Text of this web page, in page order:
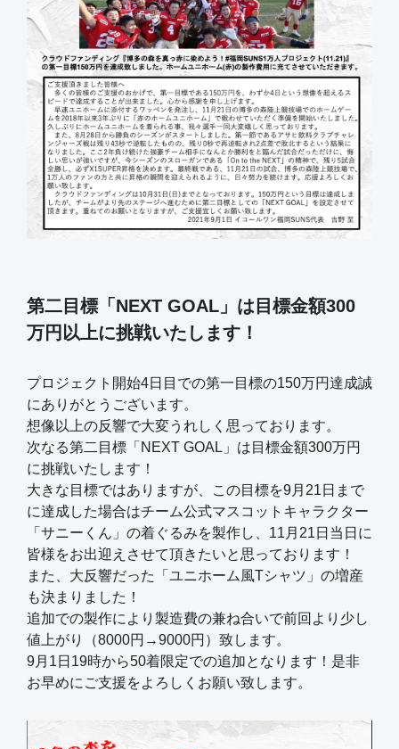
第二目標「NEXT GOAL」は目標金額300
万円以上に挑戦いたします！
プロジェクト開始4日目での第一目標の150万円達成誠
にありがとうございます。
想像以上の反響で大変うれしく思っております。
次なる第二目標「NEXT GOAL」は目標金額300万円
に挑戦いたします！
大きな目標ではありますが、この目標を9月21日まで
に達成した場合はチーム公式マスコットキャラクター
「サニーくん」の着ぐるみを製作し、11月21日当日に
皆様をお出迎えさせて頂きたいと思っております！
また、大反響だった「ユニホーム風Tシャツ」の増産
も決まりました！
追加での製作により製造費の兼ね合いで前回より少し
値上がり（8000円→9000円）致します。
9月1日19時から50着限定での追加となります！是非
お早めにご支援をよろしくお願い致します。